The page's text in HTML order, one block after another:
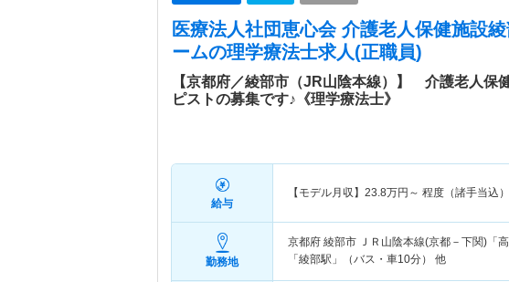
医療法人社団恵心会 介護老人保健施設
ームの理学療法士求人(正職員)
【京都府／綾部市（JR山陰本線）】 介護老人保
ピストの募集です♪《理学療法士》
給与
【モデル月収】 23.8万円～ 程度（諸手当込
勤務地
京都府 綾部市 ＪＲ山陰本線(京都－下関)「
「綾部駅」（バス・車10分） 他